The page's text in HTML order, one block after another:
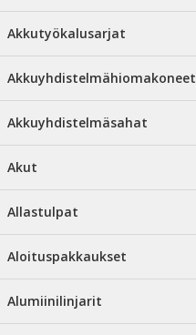
Akkutyökalusarjat
Akkuyhdistelmähiomakoneet
Akkuyhdistelmäsahat
Akut
Allastulpat
Aloituspakkaukset
Alumiinilinjarit